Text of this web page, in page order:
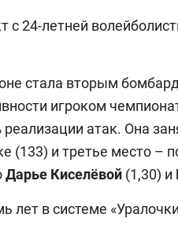
с 24-летней
стала вторым
игроком
атак. Она
(133) и третье место –
Дарье Киселёвой (1,30) и
лет в системе